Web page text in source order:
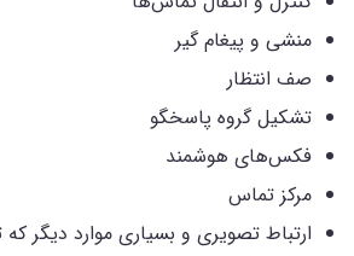
منشی و پیغام گیر
صف انتظار
تشکیل گروه پاسخگو
فکس‌های هوشمند
مرکز تماس
ارتباط تصویری و بسیاری موارد دیگر